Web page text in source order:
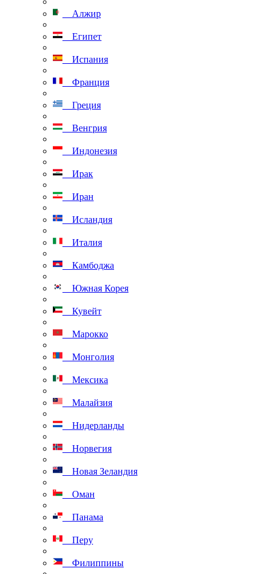
Алжир
Египет
Испания
Франция
Греция
Венгрия
Индонезия
Ирак
Иран
Исландия
Италия
Камбоджа
Южная Корея
Кувейт
Марокко
Монголия
Мексика
Малайзия
Нидерланды
Норвегия
Новая Зеландия
Оман
Панама
Перу
Филиппины